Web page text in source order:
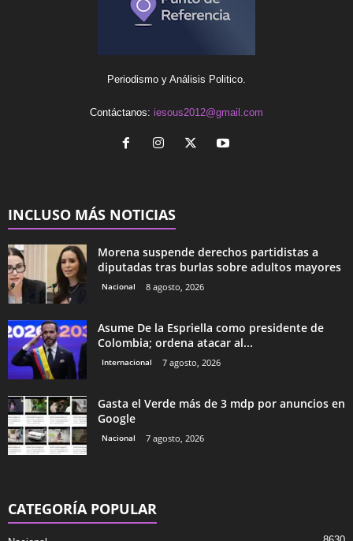
Periodismo y Análisis Politico.
Contáctanos: iesous2012@gmail.com
INCLUSO MÁS NOTICIAS
Morena suspende derechos partidistas a
diputadas tras burlas sobre adultos mayores
Nacional 8 agosto, 2026
Asume De la Espriella como presidente de
Colombia; ordena atacar al...
Internacional 7 agosto, 2026
Gasta el Verde más de 3 mdp por anuncios en
Google
Nacional 7 agosto, 2026
CATEGORÍA POPULAR